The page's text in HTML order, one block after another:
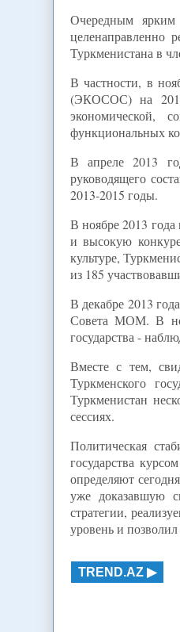
Очередным ярким
целенаправленно
Туркменистана в
В частности, в
(ЭКОСОС) на
экономической,
функциональных
В апреле 2013
руководящего
2013-2015 годы.
В ноябре 2013
и высокую
культуре,
из 185
В декабре 2013
Совета МОМ. В
государства -
Вместе с тем,
Туркменского
Туркменистан
сессиях.
Политическая
государства
определяют
уже доказавшую
стратегии,
уровень и
TREND.AZ